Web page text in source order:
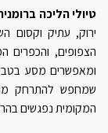
טיולי הליכה
ירוק, עתיק וקסום
הצפופים, והכפרים
ומאפשרים מסע
שמחפש להתרחק
המקומית נפגשים